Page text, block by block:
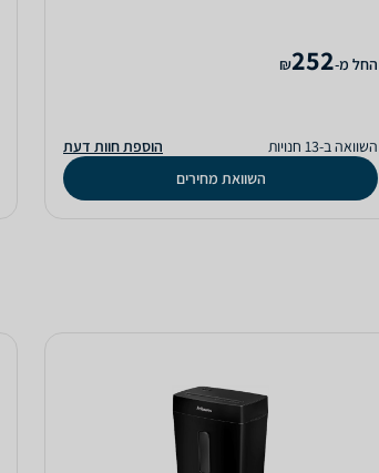
‫החל מ-252
₪
השוואה ב-13 חנויות
הוספת חוות דעת
השוואת מחירים